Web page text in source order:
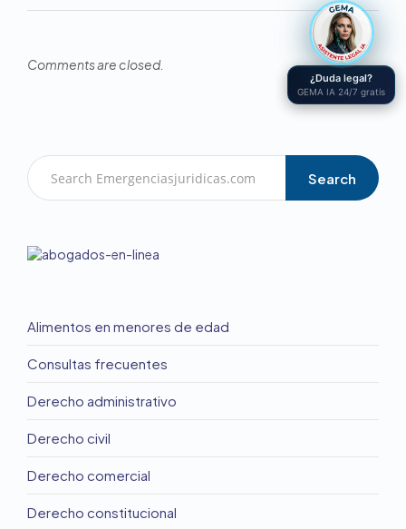
Comments are closed.
Search
Alimentos en menores de edad
Consultas frecuentes
Derecho administrativo
Derecho civil
Derecho comercial
Derecho constitucional
¿Duda legal?
GEMA IA 24/7 gratis